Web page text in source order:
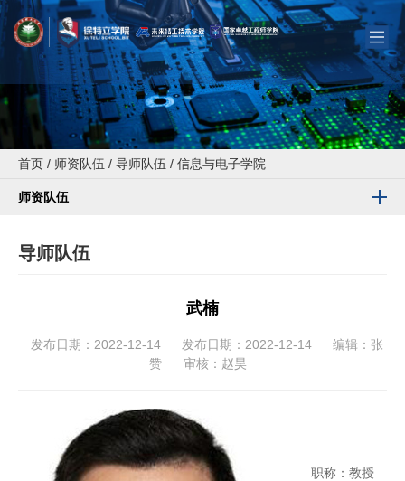
首页 / 师资队伍 / 导师队伍 / 信息与电子学院
师资队伍
导师队伍
武楠
发布日期：2022-12-14 发布日期：2022-12-14
编辑：张
赞
审核：赵昊
职称：教授